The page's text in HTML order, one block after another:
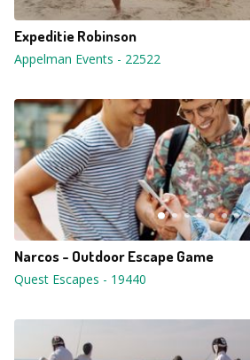
Expeditie Robinson
Appelman Events - 22522
Narcos - Outdoor Escape Game
Quest Escapes - 19440